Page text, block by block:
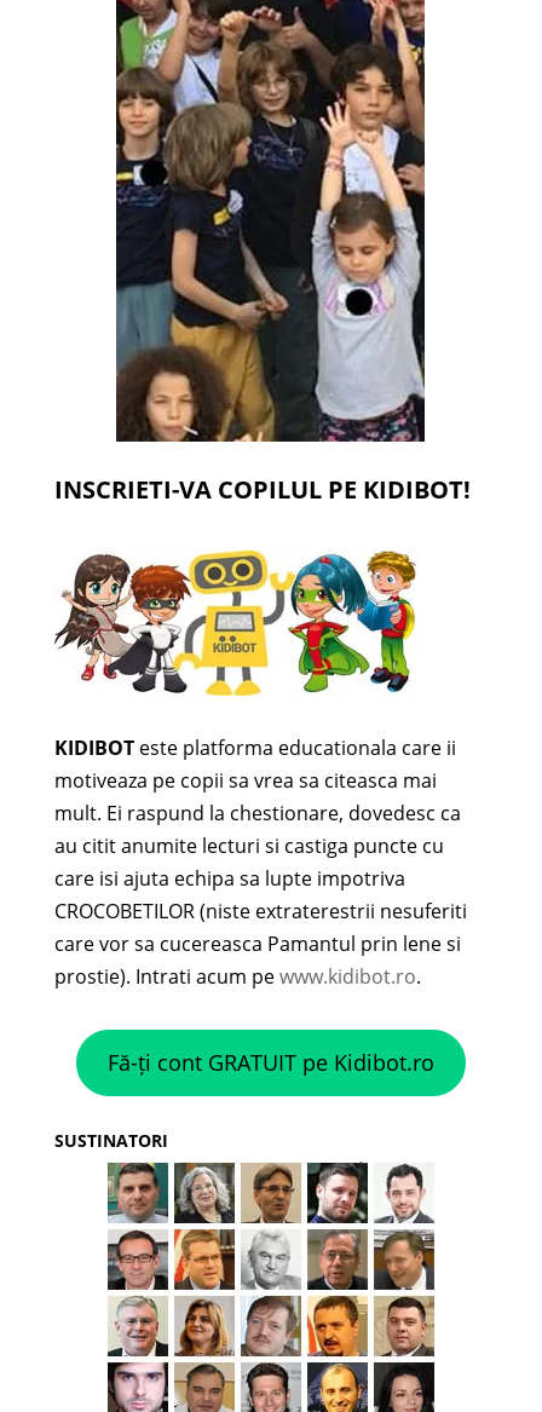
INSCRIETI-VA COPILUL PE KIDIBOT!
KIDIBOTeste platforma educationala care ii
motiveaza pe copii sa vrea sa citeasca mai
mult. Ei raspund la chestionare, dovedesc ca
au citit anumite lecturi si castiga puncte cu
care isi ajuta echipa sa lupte impotriva
CROCOBETILOR (niste extraterestrii nesuferiti
care vor sa cucereasca Pamantul prin lene si
prostie). Intrati acum pewww.kidibot.ro.
Fă-ți cont GRATUIT pe Kidibot.ro
SUSTINATORI